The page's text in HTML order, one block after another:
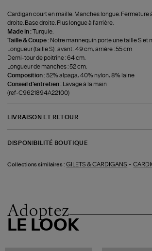
Cardigan court en maille. Manches longue. Fermeture
droite. Base droite. Plus longue à l'arrière.
Made in :Turquie.
Taille & Coupe : Notre mannequin porte une taille S et
Longueur (taille S) : avant : 49 cm, arrière : 55 cm
Demi-tour de poitrine : 64 cm.
Longueur de manches : 52 cm.
Composition :52% alpaga, 40% nylon, 8% laine
Conseil d'entretien :
Lavage à la main
(ref-C9621894A22100)
LIVRAISON ET RETOUR
DISPONIBILITÉ BOUTIQUE
Collections similaires : GILETS & CARDIGANS -
Adoptez
LE LOOK